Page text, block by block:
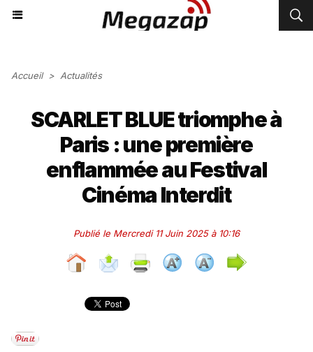
Accueil > Actualités
SCARLET BLUE triomphe à
Paris : une première
enflammée au Festival
Cinéma Interdit
Publié le Mercredi 11 Juin 2025 à 10:16